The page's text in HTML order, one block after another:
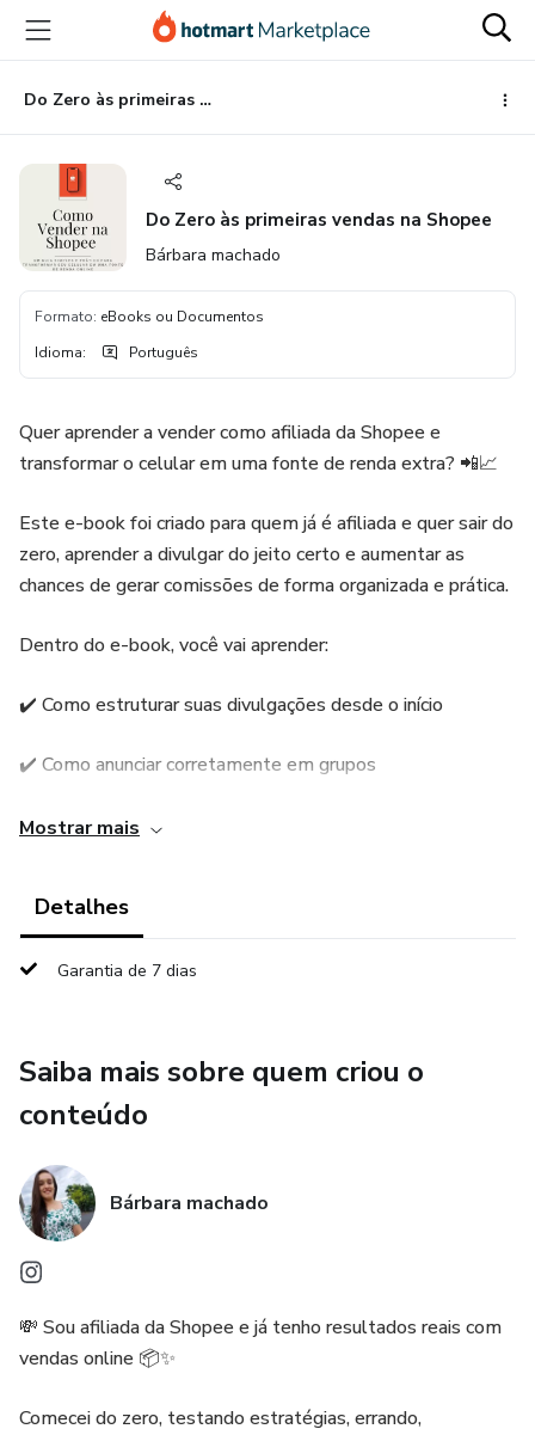
para
conteúdo
principal
para
pagamento
para
rodapé
Do Zero às primeiras vendas na Shopee
Do Zero às primeiras vendas na Shopee
Bárbara machado
Formato: eBooks ou Documentos
Idioma: Português
Quer aprender a vender como afiliada da Shopee e
transformar o celular em uma fonte de renda extra? 📲📈
Este e-book foi criado para quem já é afiliada e quer sair do
zero, aprender a divulgar do jeito certo e aumentar as
chances de gerar comissões de forma organizada e prática.
Dentro do e-book, você vai aprender:
✔️ Como estruturar suas divulgações desde o início
✔️ Como anunciar corretamente em grupos
✔️ Como escolher produtos com mais chance de venda
cliques
✔️ Como organizar seus links para ter mais resultados
para quem quer começar hoje mesmo e evoluir aos poucos,
sem complicação 💼✨
Mostrar mais
Detalhes
Garantia de 7 dias
Saiba mais sobre quem criou o
conteúdo
Bárbara machado
💸 Sou afiliada da Shopee e já tenho resultados reais com
vendas online 📦✨
Comecei do zero, testando estratégias, errando,